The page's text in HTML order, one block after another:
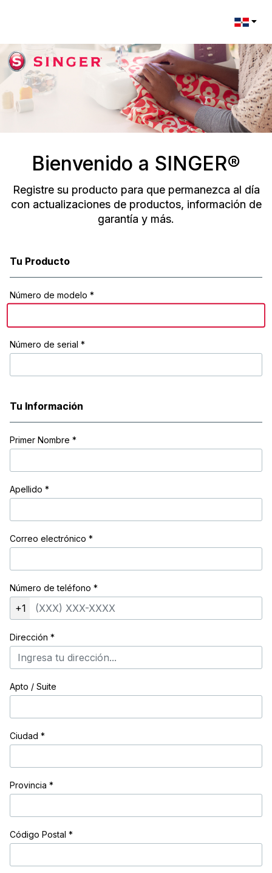
Change
Bienvenido a SINGER®
Registre su producto para que permanezca al día
con actualizaciones de productos, información de
garantía y más.
Registration Form
Tu Producto
Número de modelo *
Número de serial *
Tu Información
Primer Nombre *
Apellido *
Correo electrónico *
Número de teléfono *
+1
Dirección *
Apto / Suite
Ciudad *
Provincia *
Código Postal *